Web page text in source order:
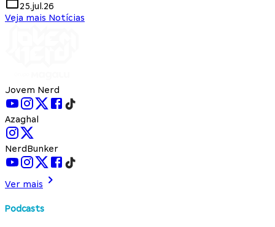
25.jul.26
Veja mais Notícias
Jovem Nerd
Azaghal
NerdBunker
Ver mais
Podcasts